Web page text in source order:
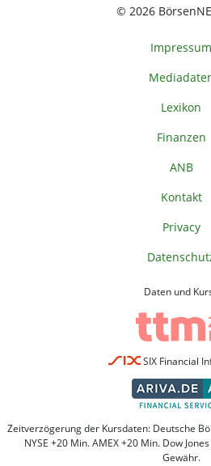
© 2026
Impressum
Lexikon
Finanzen
ANB
Kontakt
Privacy
Daten und
SIX Financial
Zeitverzögerung der Kursdaten: Deutsche
NYSE +20 Min. AMEX +20 Min. Dow
Gewähr.